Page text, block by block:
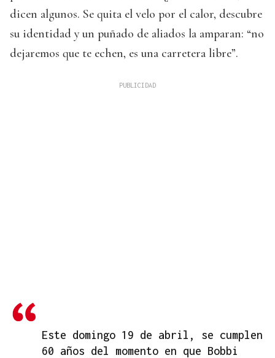
dicen algunos. Se quita el velo por el calor, descubre
su identidad y un puñado de aliados la amparan: “no
dejaremos que te echen, es una carretera libre”.
Este domingo 19 de abril, se cumplen
60 años del momento en que Bobbi